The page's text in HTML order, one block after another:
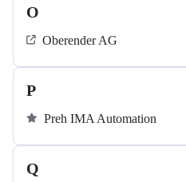
O
Oberender AG
P
Preh IMA Automation
Q